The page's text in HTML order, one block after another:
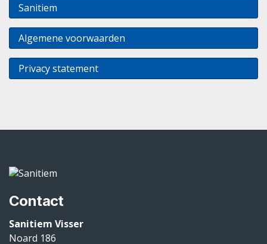
Sanitiem
Algemene voorwaarden
Privacy statement
Contact
Sanitiem Visser
Noard 186